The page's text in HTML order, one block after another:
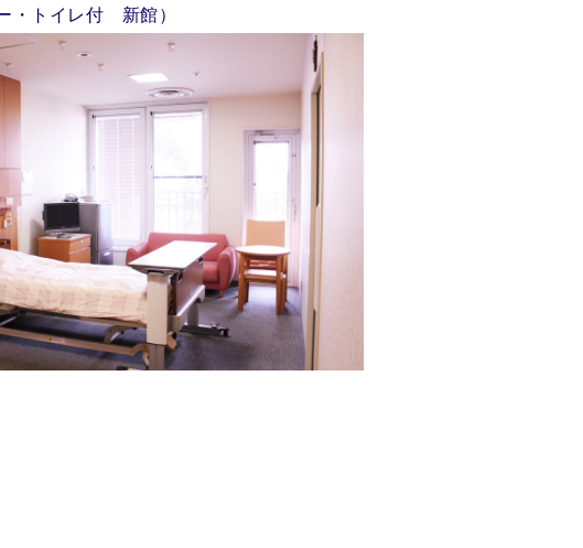
・トイレ付 新館）